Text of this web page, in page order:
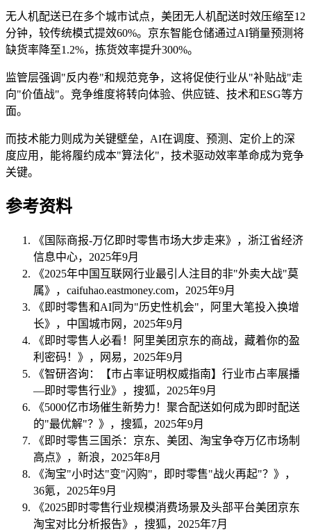
无人机配送已在多个城市试点，美团无人机配送时效压缩至12
分钟，较传统模式提效60%。京东智能仓储通过AI销量预测将
缺货率降至1.2%，拣货效率提升300%。
监管层强调"反内卷"和规范竞争，这将促使行业从"补贴战"走
向"价值战"。竞争维度将转向体验、供应链、技术和ESG等方
面。
而技术能力则成为关键壁垒，AI在调度、预测、定价上的深
度应用，能将履约成本"算法化"，技术驱动效率革命成为竞争
关键。
参考资料
《国际商报-万亿即时零售市场大步走来》，浙江省经济
信息中心，2025年9月
《2025年中国互联网行业最引人注目的非"外卖大战"莫
属》，caifuhao.eastmoney.com，2025年9月
《即时零售和AI同为"历史性机会"，阿里大笔投入换增
长》，中国城市网，2025年9月
《即时零售人必看！阿里美团京东的商战，藏着你的盈
利密码！》，网易，2025年9月
《智研咨询：【市占率证明权威指南】行业市占率展播
—即时零售行业》，搜狐，2025年9月
《5000亿市场催生新势力！聚合配送如何成为即时配送
的"最优解"？》，搜狐，2025年9月
《即时零售三国杀：京东、美团、淘宝争夺万亿市场制
高点》，新浪，2025年8月
《淘宝"小时达"变"闪购"，即时零售"战火再起"？》，
36氪，2025年9月
《2025即时零售行业规模消费场景及头部平台美团京东
淘宝对比分析报告》，搜狐，2025年7月